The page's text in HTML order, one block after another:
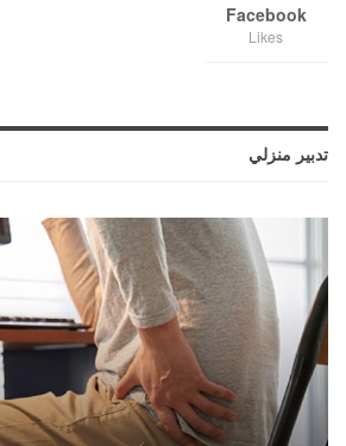
Facebook
Likes
تدبير منزلي